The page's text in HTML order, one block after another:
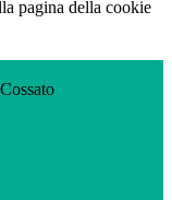
pagina della cookie